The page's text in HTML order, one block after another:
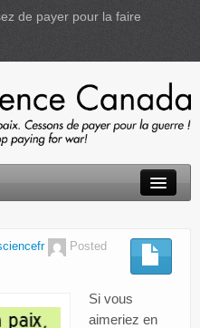
de payer pour la faire
Posted
Si vous
aimeriez en